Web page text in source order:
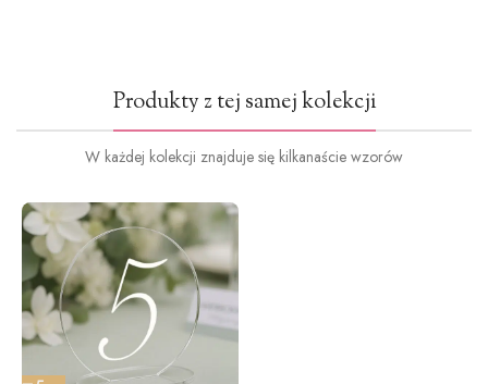
Produkty z tej samej kolekcji
W każdej kolekcji znajduje się kilkanaście wzorów